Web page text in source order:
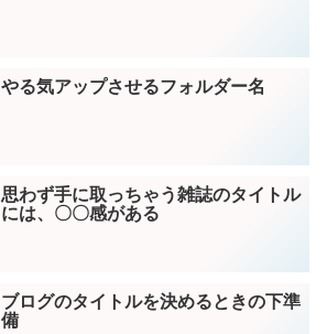
やる気アップさせるフォルダー名
思わず手に取っちゃう雑誌のタイトル
には、〇〇感がある
ブログのタイトルを決めるときの下準
備